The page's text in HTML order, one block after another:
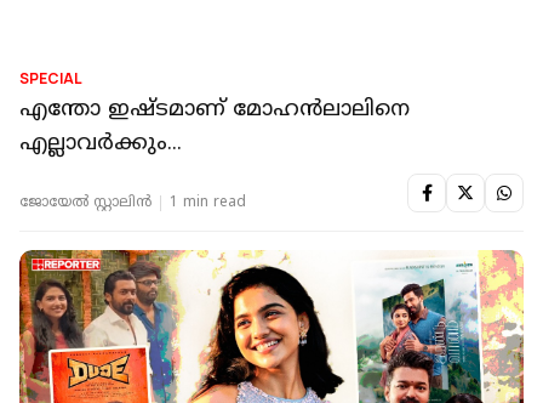
SPECIAL
എന്തോ ഇഷ്ടമാണ് മോഹൻലാലിനെ
എല്ലാവർക്കും...
ജോയേല്‍ സ്റ്റാലിന്‍ 1 min read